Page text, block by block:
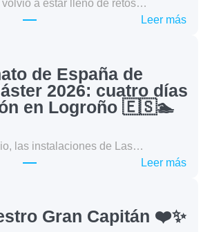
volvió a estar lleno de retos…
Leer más:
de España de
2026: cuatro días
en Logroño 🇪🇸🏊
las instalaciones de Las…
Leer más:
Gran Capitán ❤️✨